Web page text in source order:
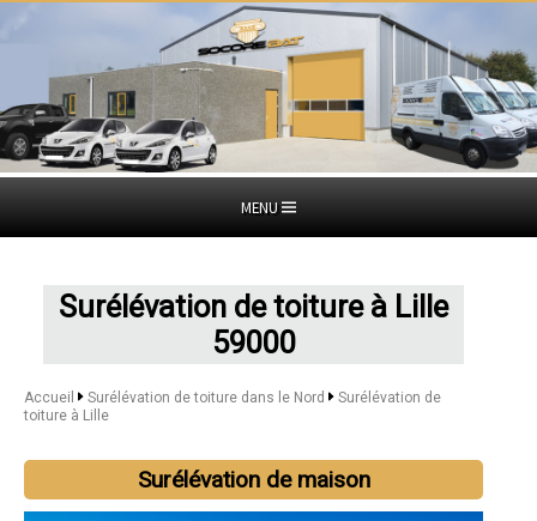
MENU
Surélévation de toiture à Lille
59000
Accueil Surélévation de toiture dans le Nord
Surélévation de
toiture à Lille
Surélévation de maison